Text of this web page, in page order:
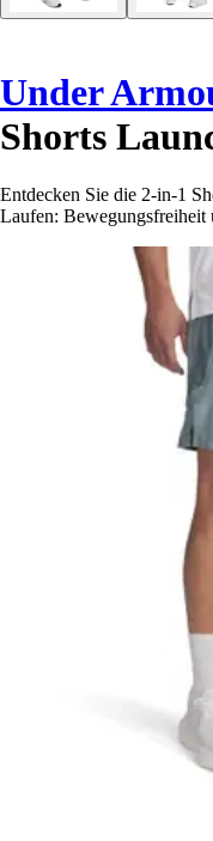
Under
Shorts
Entdecken Sie die 2-in-1
Laufen: